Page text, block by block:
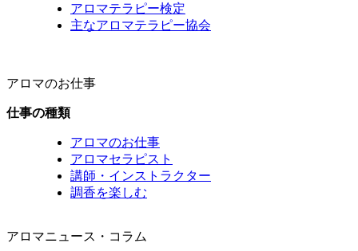
アロマテラピー検定
主なアロマテラピー協会
アロマのお仕事
仕事の種類
アロマのお仕事
アロマセラピスト
講師・インストラクター
調香を楽しむ
アロマニュース・コラム